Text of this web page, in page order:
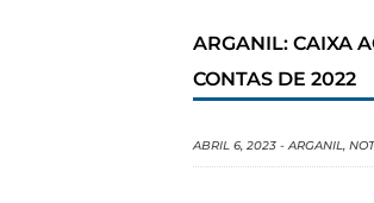
ARGANIL: CAIXA
CONTAS DE 2022
ABRIL 6, 2023 -ARGANIL,